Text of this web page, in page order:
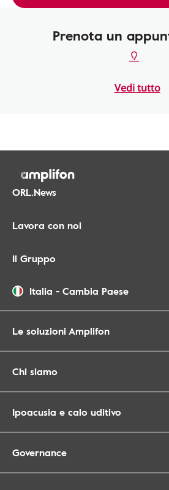
Prenota un
Vedi tutto
ORL.News
Lavora con noi
Il Gruppo
Italia - Cambia Paese
Le soluzioni Amplifon
Chi siamo
Ipoacusia e calo uditivo
Governance